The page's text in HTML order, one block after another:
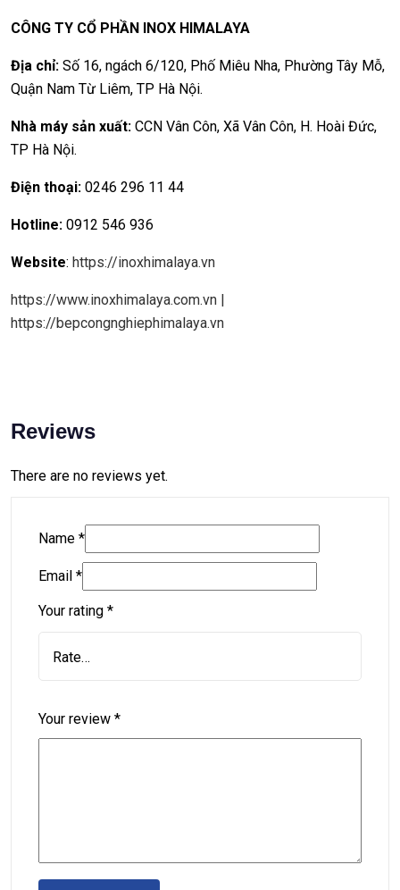
CÔNG TY CỔ PHẦN INOX HIMALAYA
Địa chỉ: Số 16, ngách 6/120, Phố Miêu Nha, Phường Tây Mỗ,
Quận Nam Từ Liêm, TP Hà Nội.
Nhà máy sản xuất: CCN Vân Côn, Xã Vân Côn, H. Hoài Đức,
TP Hà Nội.
Điện thoại: 0246 296 11 44
Hotline: 0912 546 936
Website: https://inoxhimalaya.vn
https://www.inoxhimalaya.com.vn |
https://bepcongnghiephimalaya.vn
Reviews
There are no reviews yet.
Name *
Email *
Your rating *
Your review *